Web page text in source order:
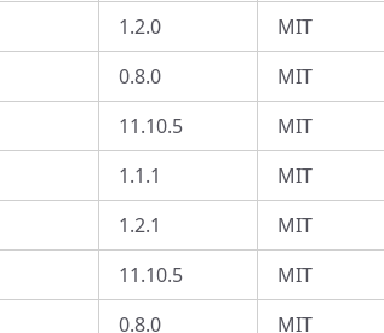
1.2.0
MIT
0.8.0
MIT
11.10.5 MIT
1.1.1
MIT
1.2.1
MIT
11.10.5
MIT
0.8.0
MIT